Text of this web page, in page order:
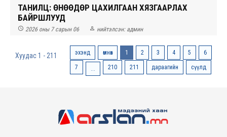
ТАНИЛЦ: ӨНӨӨДӨР ЦАХИЛГААН ХЯЗГААРЛАХ
БАЙРШЛУУД
 2026 оны 7 сарын 06  нийтэлсэн: админ
Хуудас 1 - 211 эхэнд өмнөх 1 2 3 4 5 6
7 ... 210 211 дараагийн сүүлд